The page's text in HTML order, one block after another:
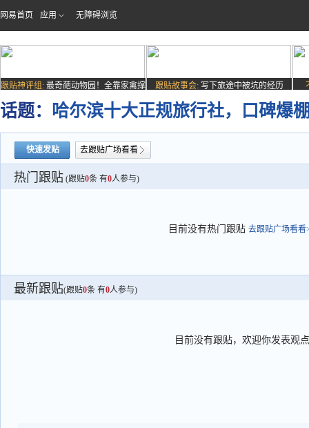
网易首页 应用 无障碍浏览
跟贴神评组: 最奇葩动物园！全靠家禽撑
场子
跟贴故事会: 写下旅途中被坑的经历
话题： 哈尔滨十大正规旅行社，口碑爆
快速发贴 去跟贴广场看看
热门跟贴 (跟贴0条 有0人参与)
目前没有热门跟贴 去跟贴广场看看
最新跟贴(跟贴0条 有0人参与)
目前没有跟贴，欢迎你发表观点